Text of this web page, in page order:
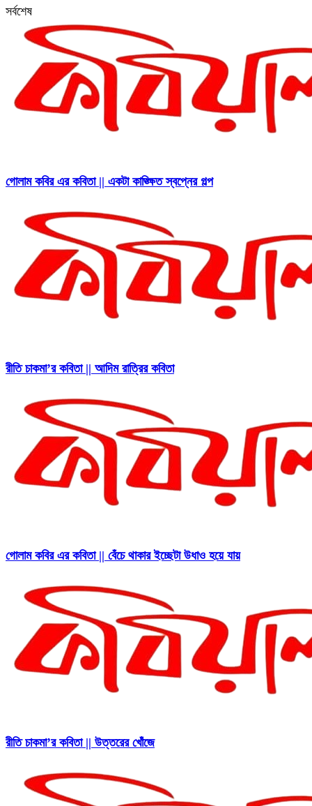
সর্বশেষ
গোলাম কবির এর কবিতা || একটা কাঙ্ক্ষিত স্বপ্নের গল্প
রীতি চাকমা’র কবিতা || আদিম রাত্রির কবিতা
গোলাম কবির এর কবিতা || বেঁচে থাকার ইচ্ছেটা উধাও হয়ে যায়
রীতি চাকমা’র কবিতা || উত্তরের খোঁজে